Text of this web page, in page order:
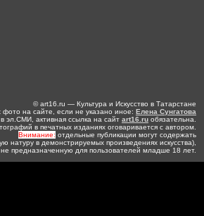
© art16.ru — Культура и Искусство в Татарстане
фото на сайте, если не указано иное: Елена Сунгатова
эл.СМИ, активная ссылка на сайт art16.ru обязательна.
в печатных изданиях оговаривается с автором.
Внимание: отдельные публикации могут содержать
в демонстрируемых произведениях искусства),
предназначенную для пользователей младше 18 лет.